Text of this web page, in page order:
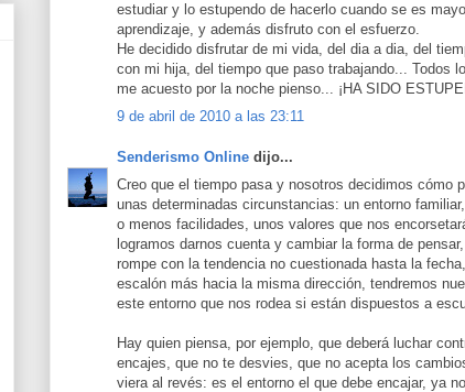
estudiar y lo estupendo de hacerlo cuando se es
aprendizaje, y además disfruto con el esfuerzo.
He decidido disfrutar de mi vida, del dia a dia, del
con mi hija, del tiempo que paso trabajando... Todos
me acuesto por la noche pienso... ¡HA SIDO
9 de abril de 2010 a las 23:11
Senderismo Online dijo...
Creo que el tiempo pasa y nosotros decidimos cómo
unas determinadas circunstancias: un entorno
o menos facilidades, unos valores que nos
logramos darnos cuenta y cambiar la forma de
rompe con la tendencia no cuestionada hasta la
escalón más hacia la misma dirección, tendremos
este entorno que nos rodea si están dispuestos a
Hay quien piensa, por ejemplo, que deberá luchar
encajes, que no te desvies, que no acepta los
viera al revés: es el entorno el que debe encajar, ya